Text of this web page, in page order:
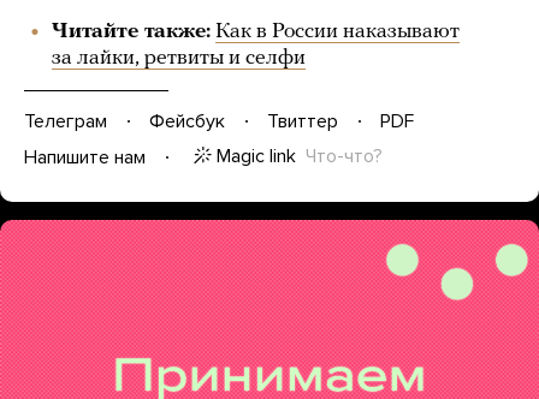
Читайте также: Как в России наказывают
за лайки, ретвиты и селфи
Телеграм Фейсбук Твиттер
PDF
Напишите нам
Magic link Что-что?